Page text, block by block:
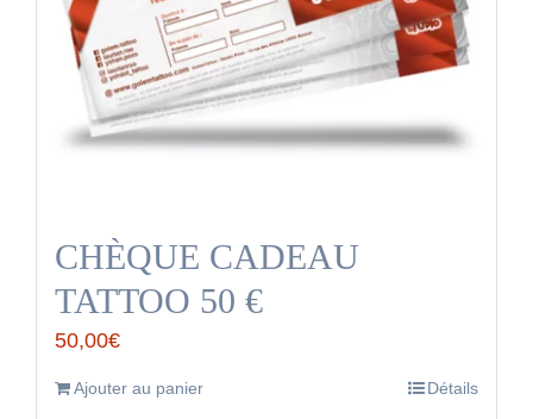
CHÈQUE CADEAU
TATTOO 50 €
50,00€
Ajouter au panier Détails